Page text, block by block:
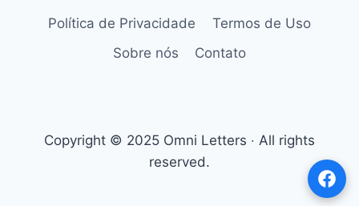
Política de Privacidade
Termos de Uso
Sobre nós
Contato
Copyright © 2025 Omni Letters ‧ All rights
reserved.